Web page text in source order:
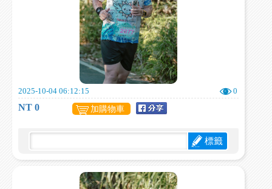
2025-10-04 06:12:15 0
NT 0 加購物車
標籤